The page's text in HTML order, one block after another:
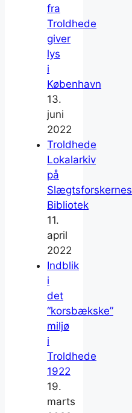
fra
Troldhede
giver
lys
i
København
13.
juni
2022
Troldhede
Lokalarkiv
på
Slægtsforskernes
Bibliotek
11.
april
2022
Indblik
i
det
“korsbækske”
miljø
i
Troldhede
1922
19.
marts